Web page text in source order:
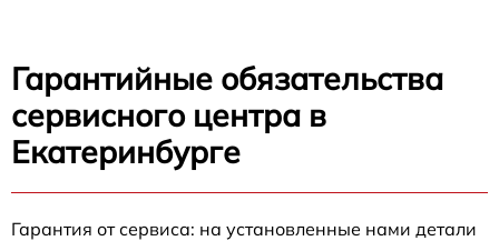
Гарантийные обязательства
сервисного центра в
Екатеринбурге
Гарантия от сервиса: на установленные нами детали